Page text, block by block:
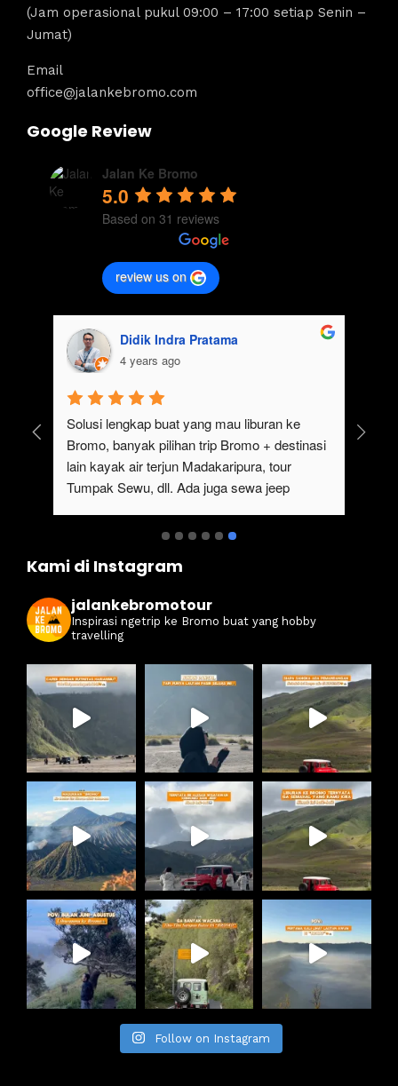
(Jam operasional pukul 09:00 – 17:00 setiap Senin –
Jumat)
Email
office@jalankebromo.com
Google Review
Jalan Ke Bromo
5.0
Based on 31 reviews
review us on
Didik Indra Pratama
4 years ago
Solusi lengkap buat yang mau liburan ke
Bromo, banyak pilihan trip Bromo + destinasi
lain kayak air terjun Madakaripura, tour
Tumpak Sewu, dll. Ada juga sewa jeep
Kami di Instagram
jalankebromotour
Inspirasi ngetrip ke Bromo buat yang hobby
travelling
Follow on Instagram